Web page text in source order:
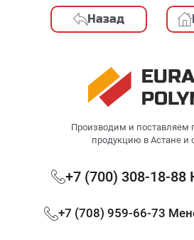
Назад
Производим и поставляем
продукцию в Астане и
+7 (700) 308-18-88
+7 (708) 959-66-73